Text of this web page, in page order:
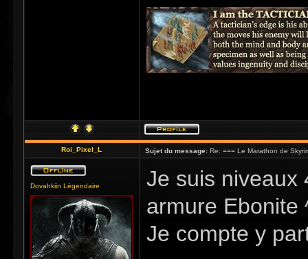
Roi_Pixel_L Sujet du message: Re: === Le Marathon de
Dovahkiin Légendaire
Je suis niveaux
armure Ebonite
Je compte y